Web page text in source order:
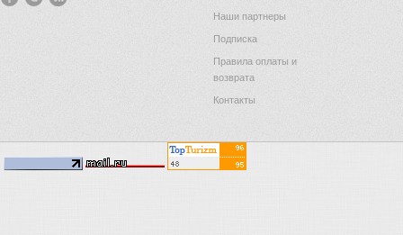
Наши партнеры
Подписка
Правила оплаты и
возврата
Контакты